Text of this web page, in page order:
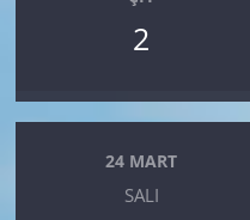
2
24 MART
SALI